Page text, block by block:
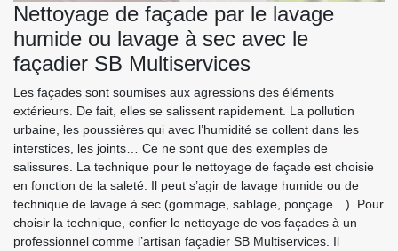
Nettoyage de façade par le lavage
humide ou lavage à sec avec le
façadier SB Multiservices
Les façades sont soumises aux agressions des éléments
extérieurs. De fait, elles se salissent rapidement. La pollution
urbaine, les poussières qui avec l’humidité se collent dans les
interstices, les joints… Ce ne sont que des exemples de
salissures. La technique pour le nettoyage de façade est choisie
en fonction de la saleté. Il peut s’agir de lavage humide ou de
technique de lavage à sec (gommage, sablage, ponçage…). Pour
choisir la technique, confier le nettoyage de vos façades à un
professionnel comme l’artisan façadier SB Multiservices. Il